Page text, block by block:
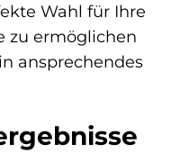
Wahl für Ihre
zu ermöglichen
ansprechendes